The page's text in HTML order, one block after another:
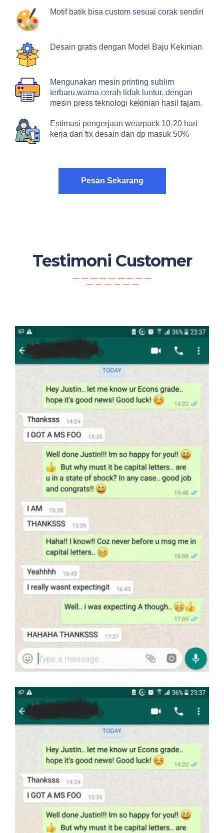
Motif batik bisa custom sesuai corak sendiri
Desain gratis dengan Model Baju Kekinian
Mengunakan mesin printing sublim
terbaru,warna cerah tidak luntur. dengan
mesin press teknologi kekinian hasil tajam.
Estimasi pengerjaan wearpack 10-20 hari
kerja dari fix desain dan dp masuk 50%
Pesan Sekarang
Testimoni Customer